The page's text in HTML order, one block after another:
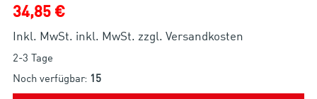
34,85 €
Inkl. MwSt. inkl. MwSt. zzgl. Versandkosten
2-3 Tage
Noch verfügbar: 15